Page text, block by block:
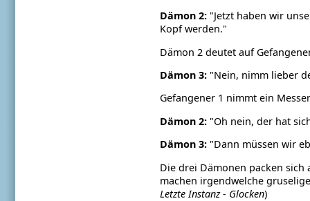
Dämon 2:"Jetzt haben wir
Kopf werden."
Dämon 2 deutet auf
Dämon 3:"Nein, nimm lieber
Gefangener 1 nimmt ein
Dämon 2:"Oh nein, der hat
Dämon 3:"Dann müssen wir
Die drei Dämonen packen
machen irgendwelche
Letzte Instanz - Glocken)